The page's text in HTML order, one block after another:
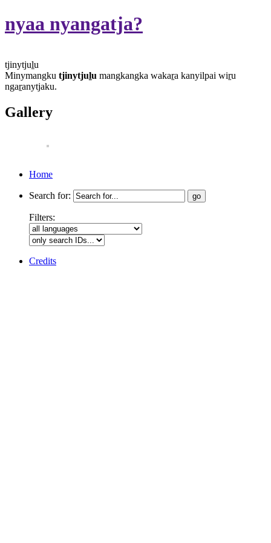
nyaa nyangatja?
tjinytjuḻu
Minymangku tjinytjuḻu mangkangka wakaṟa kanyilpai wiṟu
ngaṟanytjaku.
Gallery
Home
Search for:
Filters:
Credits